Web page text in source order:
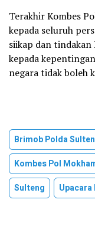
Terakhir Kombes
kepada seluruh
siikap dan
kepada
negara tidak boleh
Brimob Polda
Kombes Pol
Sulteng